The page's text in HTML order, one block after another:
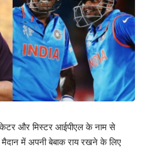
और मिस्टर आईपीएल के नाम से
में अपनी बेबाक राय रखने के लिए